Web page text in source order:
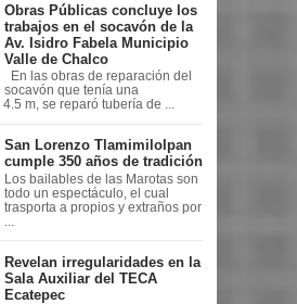
Obras Públicas concluye los
trabajos en el socavón de la
Av. Isidro Fabela Municipio
Valle de Chalco
En las obras de reparación del
socavón que tenía una
m, se reparó tubería de ...
San Lorenzo Tlamimilolpan
cumple 350 años de tradición
Los bailables de las Marotas son
todo un espectáculo, el cual
trasporta a propios y extraños por
Revelan irregularidades en la
Sala Auxiliar del TECA
Ecatepec